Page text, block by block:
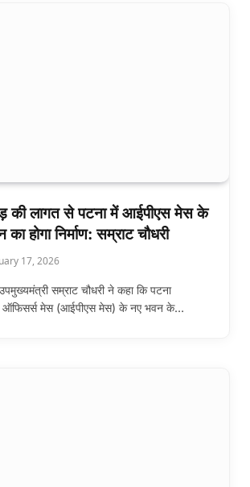
की लागत से पटना में आईपीएस मेस के
होगा निर्माण: सम्राट चौधरी
17, 2026
सम्राट चौधरी ने कहा कि पटना
ऑफिसर्स मेस (आईपीएस मेस) के नए भवन के…